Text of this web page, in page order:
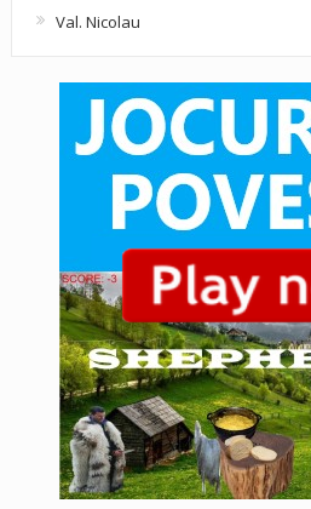
Val. Nicolau